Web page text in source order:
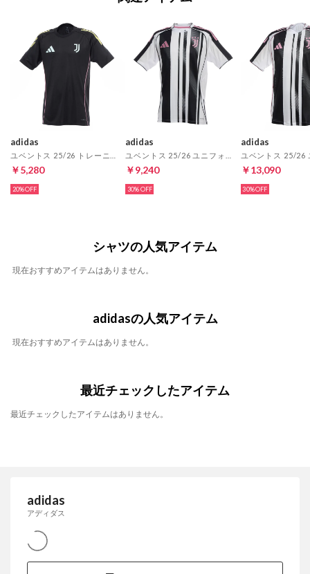
adidas
￥5,280
20%
adidas
￥9,240
30%
adidas
￥13,090
30%
シャツの人気アイテム
現在おすすめアイテムはありません。
adidasの人気アイテム
現在おすすめアイテムはありません。
最近チェックしたアイテム
最近チェックしたアイテムはありません。
adidas
アディダス